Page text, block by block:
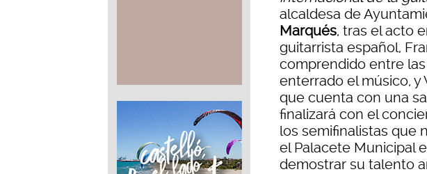
alcaldesa de
Marqués, tras el acto
guitarrista español,
comprendido entre
enterrado el músico, y
que cuenta con una
finalizará con el
los semifinalistas que
el Palacete Municipal
demostrar su talento